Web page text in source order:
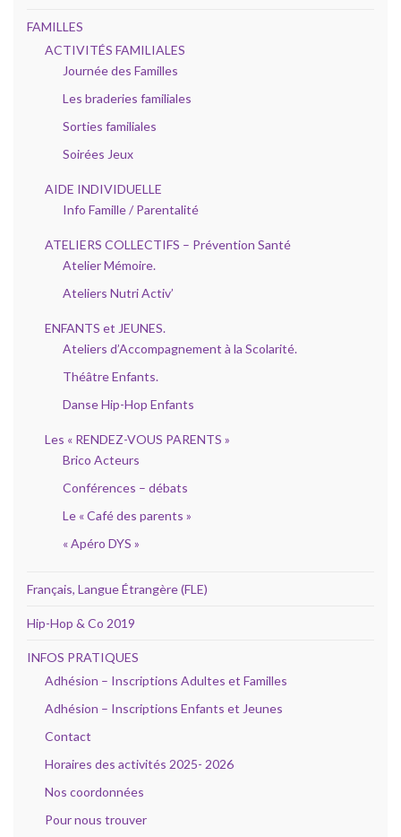
FAMILLES
ACTIVITÉS FAMILIALES
Journée des Familles
Les braderies familiales
Sorties familiales
Soirées Jeux
AIDE INDIVIDUELLE
Info Famille / Parentalité
ATELIERS COLLECTIFS – Prévention Santé
Atelier Mémoire.
Ateliers Nutri Activ’
ENFANTS et JEUNES.
Ateliers d’Accompagnement à la Scolarité.
Théâtre Enfants.
Danse Hip-Hop Enfants
Les « RENDEZ-VOUS PARENTS »
Brico Acteurs
Conférences – débats
Le « Café des parents »
« Apéro DYS »
Français, Langue Étrangère (FLE)
Hip-Hop & Co 2019
INFOS PRATIQUES
Adhésion – Inscriptions Adultes et Familles
Adhésion – Inscriptions Enfants et Jeunes
Contact
Horaires des activités 2025- 2026
Nos coordonnées
Pour nous trouver